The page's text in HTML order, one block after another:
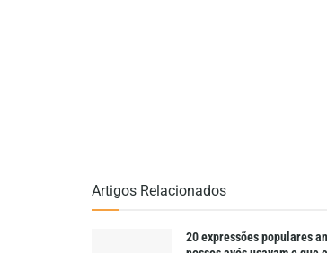
Artigos Relacionados
20 expressões populares